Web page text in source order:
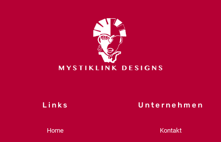
Links
Home
Unternehmen
Kontakt